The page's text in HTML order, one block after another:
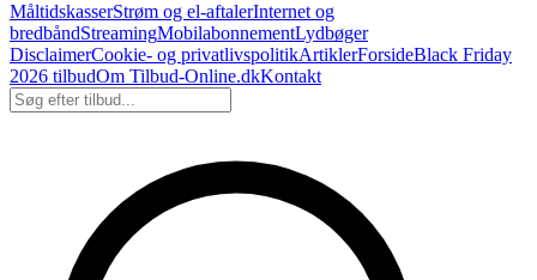
MåltidskasserStrøm og el-aftalerInternet og
bredbåndStreamingMobilabonnementLydbøger
DisclaimerCookie- og privatlivspolitikArtiklerForsideBlack Friday
2026 tilbudOm Tilbud-Online.dkKontakt